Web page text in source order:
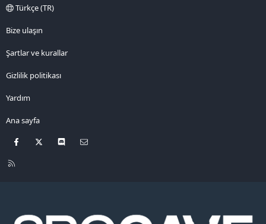
Türkçe (TR)
Bize ulaşın
Şartlar ve kurallar
Gizlilik politikası
Yardım
Ana sayfa
Facebook Discord
R